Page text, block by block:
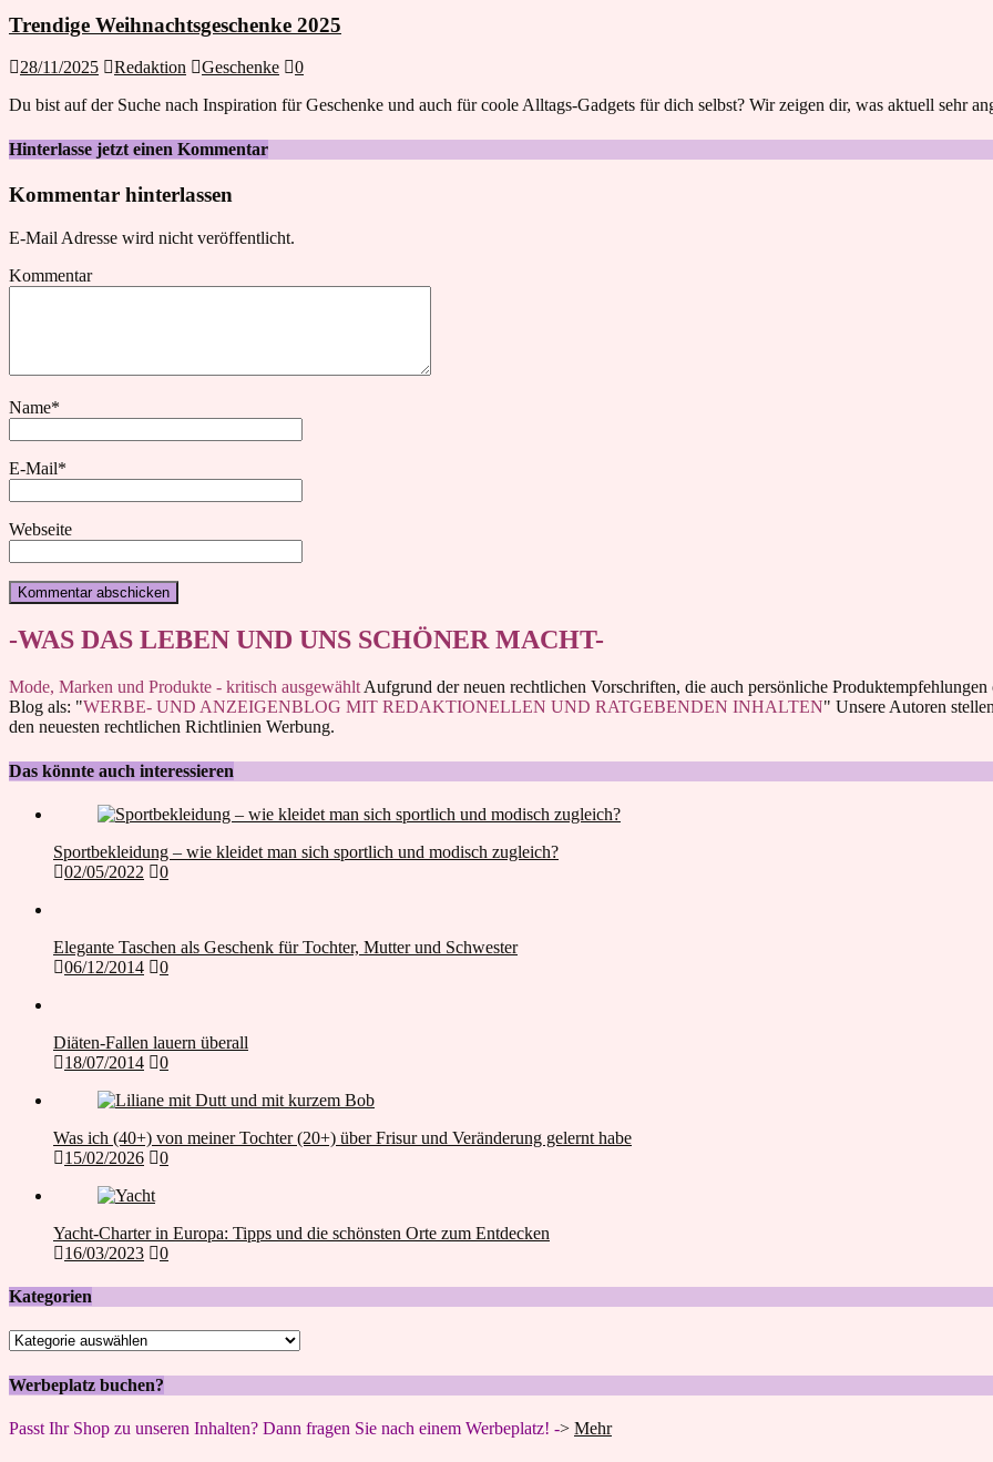
Trendige Weihnachtsgeschenke 2025
28/11/2025 Redaktion Geschenke
0
Du bist auf der Suche nach Inspiration für Geschenke und auch für coole Alltags-Gadgets für dich selbst? Wir zeigen dir, was aktuell sehr
Hinterlasse jetzt einen Kommentar
Kommentar hinterlassen
E-Mail Adresse wird nicht veröffentlicht.
Kommentar
Name*
E-Mail*
Webseite
-WAS DAS LEBEN UND UNS SCHÖNER MACHT-
Mode, Marken und Produkte - kritisch ausgewählt Aufgrund der neuen rechtlichen Vorschriften, die auch persönliche
Blog als: "WERBE- UND ANZEIGENBLOG MIT REDAKTIONELLEN UND RATGEBENDEN INHALTEN" Unsere Autoren
den neuesten rechtlichen Richtlinien Werbung.
Das könnte auch interessieren
Sportbekleidung – wie kleidet man sich sportlich und modisch zugleich?
02/05/2022
0
Elegante Taschen als Geschenk für Tochter, Mutter und Schwester
06/12/2014
0
Diäten-Fallen lauern überall
18/07/2014
0
Was ich (40+) von meiner Tochter (20+) über Frisur und Veränderung gelernt habe
15/02/2026
0
Yacht-Charter in Europa: Tipps und die schönsten Orte zum Entdecken
16/03/2023
0
Kategorien
Kategorien
Werbeplatz buchen?
Passt Ihr Shop zu unseren Inhalten? Dann fragen Sie nach einem Werbeplatz! -> Mehr